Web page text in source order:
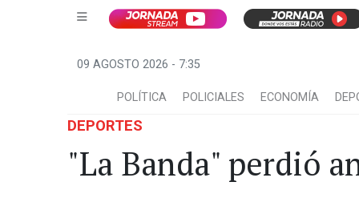
09 AGOSTO 2026 - 7:35
POLÍTICA POLICIALES ECONOMÍA
DEPORTES
"La Banda" perdió